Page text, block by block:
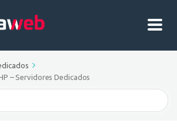
– Servidores Dedicados